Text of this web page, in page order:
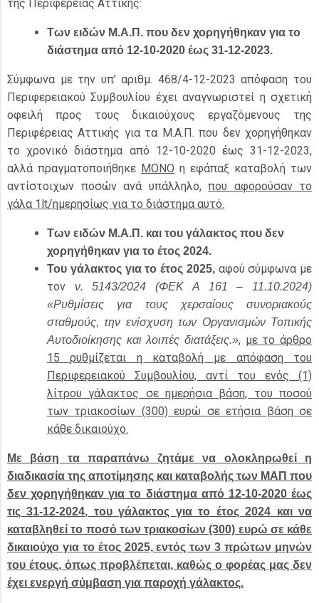
της Περιφέρειας Αττικής:
Των ειδών Μ.Α.Π. που δεν χορηγήθηκαν για το
διάστημα από 12-10-2020 έως 31-12-2023.
Σύμφωνα με την υπ’ αριθμ. 468/4-12-2023 απόφαση του
Περιφερειακού Συμβουλίου έχει αναγνωριστεί η σχετική
οφειλή προς τους δικαιούχους εργαζόμενους της
Περιφέρειας Αττικής για τα Μ.Α.Π. που δεν χορηγήθηκαν
το χρονικό διάστημα από 12-10-2020 έως 31-12-2023,
αλλά πραγματοποιήθηκε ΜΟΝΟ η εφάπαξ καταβολή των
αντίστοιχων ποσών ανά υπάλληλο, που αφορούσαν το
γάλα 1lt/ημερησίως για το διάστημα αυτό.
Των ειδών Μ.Α.Π. και του γάλακτος που δεν
χορηγήθηκαν για το έτος 2024.
Του γάλακτος για το έτος 2025, αφού σύμφωνα με
τον ν. 5143/2024 (ΦΕΚ A 161 – 11.10.2024)
«Ρυθμίσεις για τους χερσαίους συνοριακούς
σταθμούς, την ενίσχυση των Οργανισμών Τοπικής
Αυτοδιοίκησης και λοιπές διατάξεις.», με το άρθρο
15 ρυθμίζεται η καταβολή με απόφαση του
Περιφερειακού Συμβουλίου, αντί του ενός (1)
λίτρου γάλακτος σε ημερήσια βάση, του ποσού
των τριακοσίων (300) ευρώ σε ετήσια βάση σε
κάθε δικαιούχο.
Με βάση τα παραπάνω ζητάμε να ολοκληρωθεί η
διαδικασία της αποτίμησης και καταβολής των ΜΑΠ που
δεν χορηγήθηκαν για το διάστημα από 12-10-2020 έως
τις 31-12-2024, του γάλακτος για το έτος 2024 και να
καταβληθεί το ποσό των τριακοσίων (300) ευρώ σε κάθε
δικαιούχο για το έτος 2025, εντός των 3 πρώτων μηνών
του έτους, όπως προβλέπεται, καθώς ο φορέας μας δεν
έχει ενεργή σύμβαση για παροχή γάλακτος.